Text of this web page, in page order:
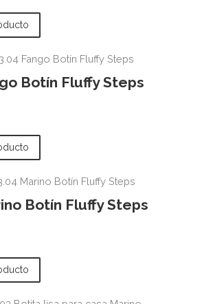
Botín Fluffy Steps
Botín Fluffy Steps